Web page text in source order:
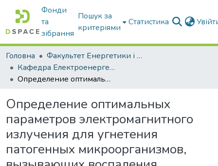
Фонди
та
зібрання
Пошук за
критеріями
Статистика
Головна
Факультет Енергетики і комп'ютерних технологій
Кафедра Електроенергетики і електротехнологій
Определение оптимальных параметров электромагнитного излучения для угнетения патогенных микроорганизмов, вызывающих воспаления яичников КРС
Определение оптимальных
параметров электромагнитного
излучения для угнетения
патогенных микроорганизмов,